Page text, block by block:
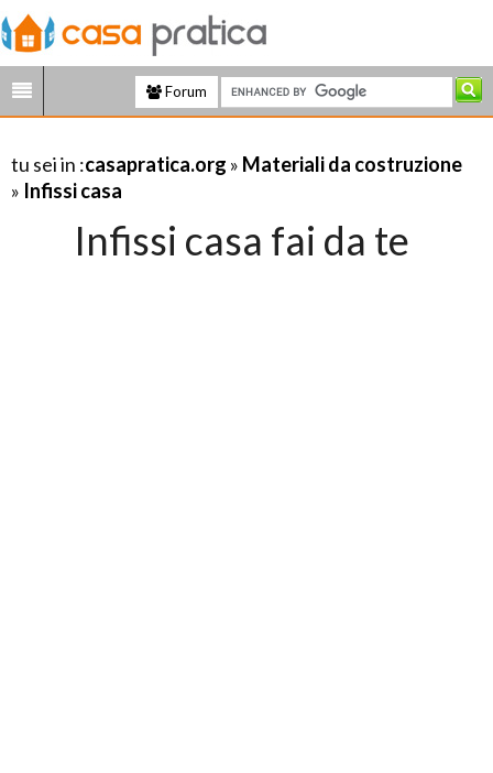
Forum
tu sei in :casapratica.org » Materiali da costruzione
» Infissi casa
Infissi casa fai da te